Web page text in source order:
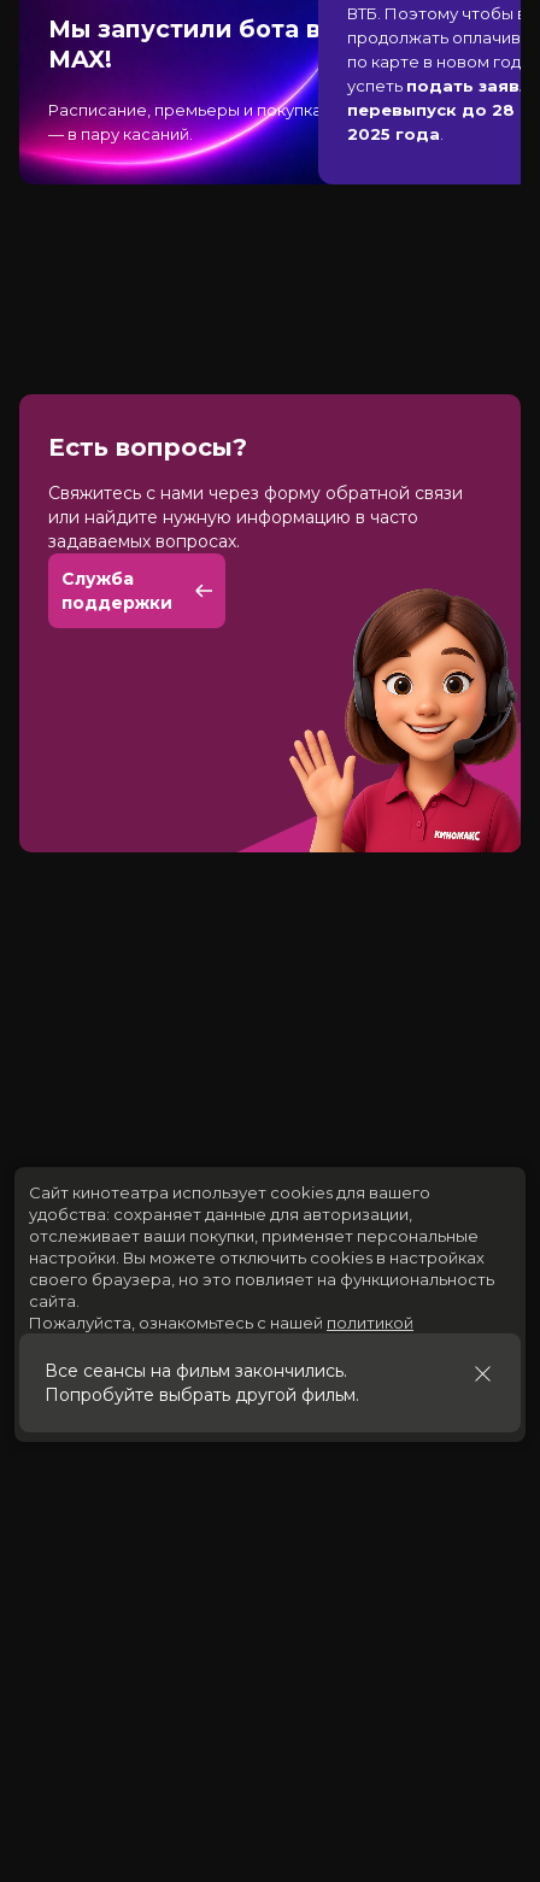
Мы запустили бота в
MAX!
Расписание, премьеры и покупка
— в пару касаний.
ВТБ . Поэтому чтобы
продолжать
по карте в новом
успеть подать
перевыпуск до 28
2025 года
Есть вопросы?
Cвяжитесь с нами через форму обратной связи
или найдите нужную информацию в часто
задаваемых вопросах.
Служба
поддержки
Все сеансы на фильм закончились.
Попробуйте выбрать другой фильм.
Сайт кинотеатра использует cookies для вашего
удобства: сохраняет данные для авторизации,
отслеживает ваши покупки, применяет персональные
настройки. Вы можете отключить cookies в настройках
своего браузера, но это повлияет на функциональность
сайта.
Пожалуйста, ознакомьтесь с нашей политикой
Принять